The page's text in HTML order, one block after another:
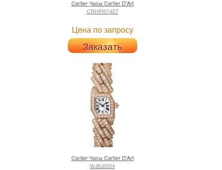
Cartier Часы Cartier D'Art
CRHPI01407
Цена по запросу
Заказать
Cartier Часы Cartier D'Art
WJBJ0004